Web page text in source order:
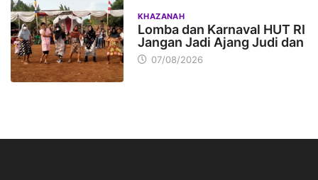
KHAZANAH
Lomba dan Karnaval HUT RI
Jangan Jadi Ajang Judi dan
07/08/2026